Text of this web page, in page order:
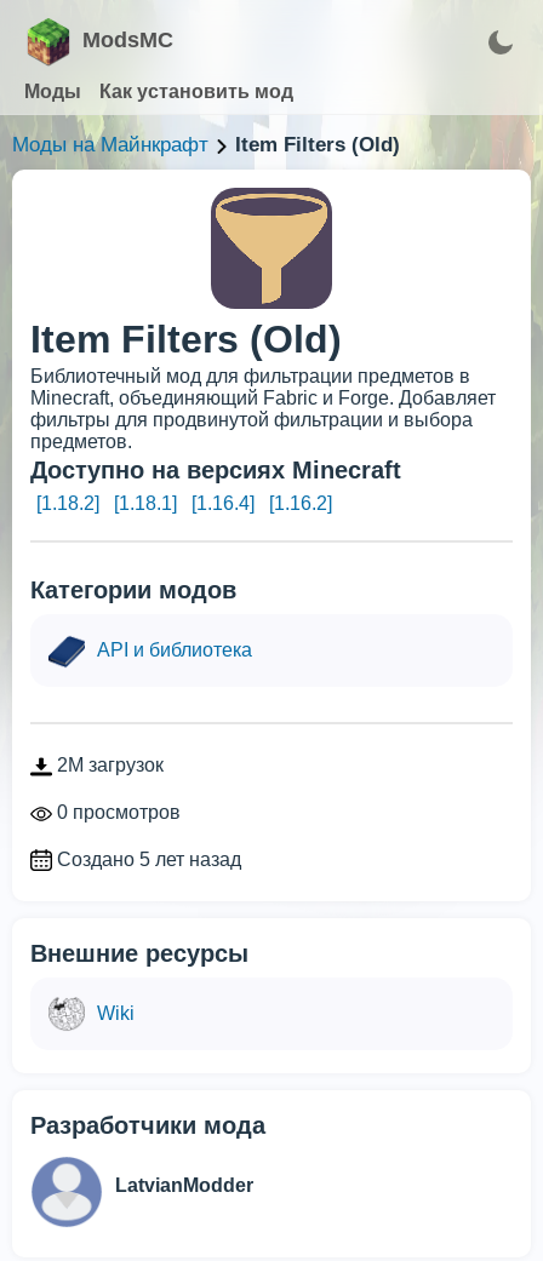
ModsMC
Моды Как установить мод
Моды на Майнкрафт Item Filters (Old)
Item Filters (Old)
Библиотечный мод для фильтрации предметов в
Minecraft, объединяющий Fabric и Forge. Добавляет
фильтры для продвинутой фильтрации и выбора
предметов.
Доступно на версиях Minecraft
[1.18.2] [1.18.1] [1.16.4] [1.16.2]
Категории модов
API и библиотека
2M загрузок
0 просмотров
Создано 5 лет назад
Внешние ресурсы
Wiki
Разработчики мода
LatvianModder